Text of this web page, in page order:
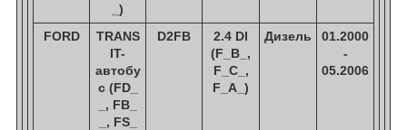
_)
FORD
TRANS
IT-
автобу
с (FD_
_, FB_
_, FS_
D2FB
2.4 DI
(F_B_,
F_C_,
F_A_)
Дизель
01.2000
-
05.2006